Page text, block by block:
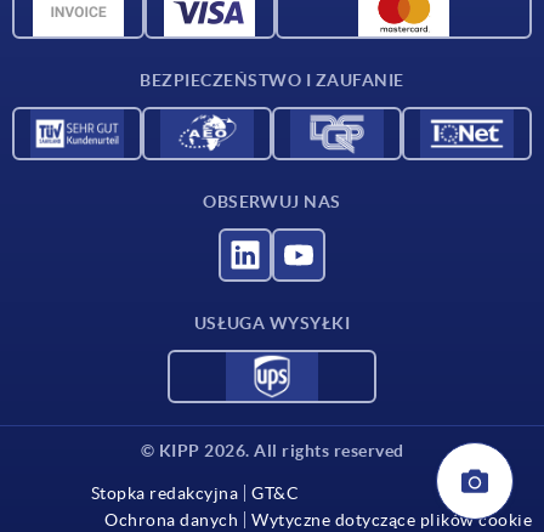
Dane CAD
BEZPIECZEŃSTWO I ZAUFANIE
OBSERWUJ NAS
USŁUGA WYSYŁKI
© KIPP 2026. All rights reserved
Stopka redakcyjna
GT&C
Ochrona danych
Wytyczne dotyczące plików cookie